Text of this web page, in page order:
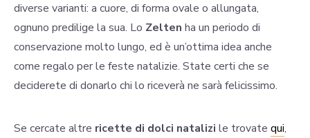
diverse varianti: a cuore, di forma ovale o allungata,
ognuno predilige la sua. Lo Zelten ha un periodo di
conservazione molto lungo, ed è un’ottima idea anche
come regalo per le feste natalizie. State certi che se
deciderete di donarlo chi lo riceverà ne sarà felicissimo.
Se cercate altre ricette di dolci natalizi le trovate qui,